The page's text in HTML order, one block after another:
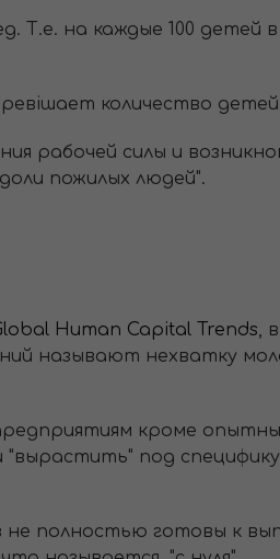
Т.е. на каждые 100 детей
количество
рабочей силы и
пожилых людей".
Human Capital Trends,
называют нехватку
кроме
под специфику
не полностью готовы к